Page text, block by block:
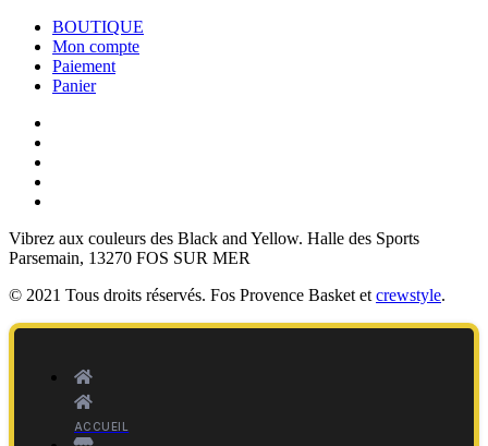
BOUTIQUE
Mon compte
Paiement
Panier
Vibrez aux couleurs des Black and Yellow. Halle des Sports
Parsemain, 13270 FOS SUR MER
© 2021 Tous droits réservés. Fos Provence Basket et crewstyle.
ACCUEIL